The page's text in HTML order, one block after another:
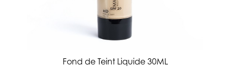
Fond de Teint Liquide 30ML